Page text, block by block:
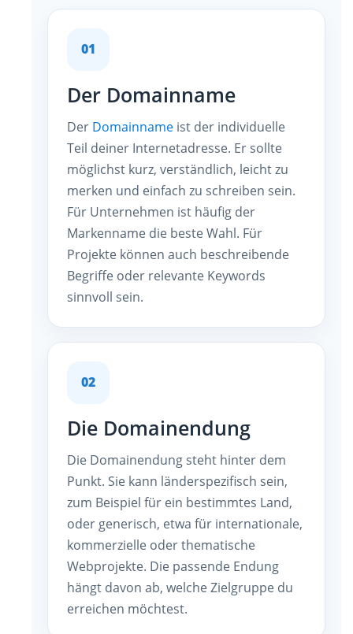
01
Der Domainname
Der Domainname ist der individuelle
Teil deiner Internetadresse. Er sollte
möglichst kurz, verständlich, leicht zu
merken und einfach zu schreiben sein.
Für Unternehmen ist häufig der
Markenname die beste Wahl. Für
Projekte können auch beschreibende
Begriffe oder relevante Keywords
sinnvoll sein.
02
Die Domainendung
Die Domainendung steht hinter dem
Punkt. Sie kann länderspezifisch sein,
zum Beispiel für ein bestimmtes Land,
oder generisch, etwa für internationale,
kommerzielle oder thematische
Webprojekte. Die passende Endung
hängt davon ab, welche Zielgruppe du
erreichen möchtest.